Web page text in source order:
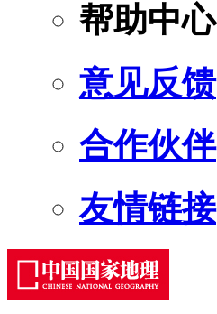
帮助中心
意见反馈
合作伙伴
友情链接